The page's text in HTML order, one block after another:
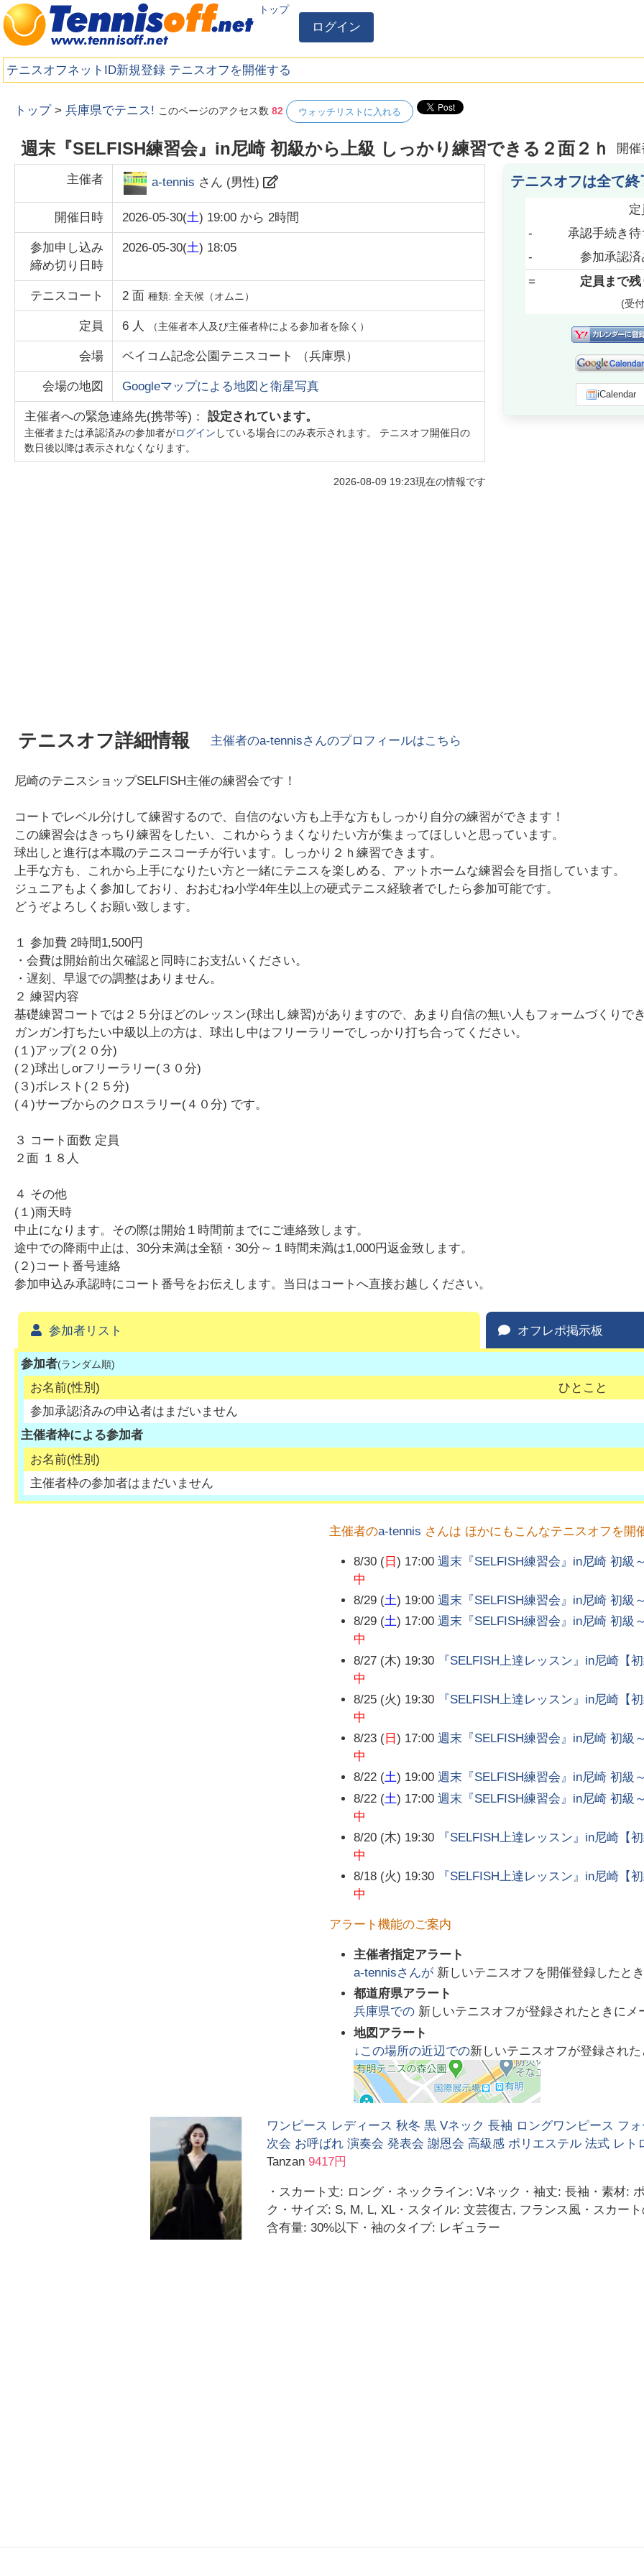
トップ
ログイン
テニスオフネットID新規登録 テニスオフを開催する
トップ >兵庫県でテニス! このページのアクセス数82 ウォッチリストに入れる
週末『SELFISH練習会』in尼崎 初級から上級 しっかり練習できる２面２ｈ 開
主催者 a-tennis さん (男性)
開催日時 2026-05-30(土) 19:00 から2時間
参加申し込み
締め切り日時
2026-05-30(土) 18:05
テニスコート 2 面種類:全天候（オムニ）
定員 6 人 （主催者本人及び主催者枠による参加者を除く）
会場 ベイコム記念公園テニスコート （兵庫県）
会場の地図 Googleマップによる地図と衛星写真
主催者への緊急連絡先(携帯等)：設定されています。
主催者または承認済みの参加者がログイン している場合にのみ表示されます。 テニスオフ開催日の
数日後以降は表示されなくなります。
2026-08-09 19:23現在の情報です
テニスオフは全て終
定
-
承認手続き待
-
参加承認済
=
定員まで残
(受
iCalendar
テニスオフ詳細情報 主催者のa-tennisさんのプロフィールはこちら
尼崎のテニスショップSELFISH主催の練習会です！
コートでレベル分けして練習するので、自信のない方も上手な方もしっかり自分の練習ができます！
この練習会はきっちり練習をしたい、これからうまくなりたい方が集まってほしいと思っています。
球出しと進行は本職のテニスコーチが行います。しっかり２ｈ練習できます。
上手な方も、これから上手になりたい方と一緒にテニスを楽しめる、アットホームな練習会を目指しています。
ジュニアもよく参加しており、おおむね小学4年生以上の硬式テニス経験者でしたら参加可能です。
どうぞよろしくお願い致します。
１ 参加費 2時間1,500円
・会費は開始前出欠確認と同時にお支払いください。
・遅刻、早退での調整はありません。
２ 練習内容
基礎練習コートでは２５分ほどのレッスン(球出し練習)がありますので、あまり自信の無い人もフォームづくりで
ガンガン打ちたい中級以上の方は、球出し中はフリーラリーでしっかり打ち合ってください。
(１)アップ(２０分)
(２)球出しorフリーラリー(３０分)
(３)ボレスト(２５分)
(４)サーブからのクロスラリー(４０分) です。
３ コート面数 定員
２面 １８人
４ その他
(１)雨天時
中止になります。その際は開始１時間前までにご連絡致します。
途中での降雨中止は、30分未満は全額・30分～１時間未満は1,000円返金致します。
(２)コート番号連絡
参加申込み承認時にコート番号をお伝えします。当日はコートへ直接お越しください。
参加者リスト オフレポ掲示板
参加者(ランダム順)
お名前(性別)
ひとこと
参加承認済みの申込者はまだいません
主催者枠による参加者
お名前(性別)
主催者枠の参加者はまだいません
主催者のa-tennis さんは ほかにもこんなテニスオフを開
8/30 (日 ) 17:00 週末『SELFISH練習会』in尼崎 初級
中
8/29 (土) 19:00 週末『SELFISH練習会』in尼崎 初級
8/29 (土) 17:00 週末『SELFISH練習会』in尼崎 初級
中
8/27 (木) 19:30
『SELFISH上達レッスン』in尼崎【
中
8/25 (火) 19:30
『SELFISH上達レッスン』in尼崎【
中
8/23 (日 ) 17:00 週末『SELFISH練習会』in尼崎 初級
中
8/22 (土) 19:00 週末『SELFISH練習会』in尼崎 初級
8/22 (土) 17:00 週末『SELFISH練習会』in尼崎 初級
中
8/20 (木) 19:30
『SELFISH上達レッスン』in尼崎【
中
8/18 (火) 19:30
『SELFISH上達レッスン』in尼崎【
中
アラート機能のご案内
主催者指定アラート
a-tennisさんが 新しいテニスオフを開催登録したと
都道府県アラート
兵庫県での 新しいテニスオフが登録されたときにメ
地図アラート
↓この場所の近辺での新しいテニスオフが登録され
ワンピース レディース 秋冬 黒 Vネック 長袖 ロングワンピース フ
次会 お呼ばれ 演奏会 発表会 謝恩会 高級感 ポリエステル 法式 レト
Tanzan 9417円
・スカート丈: ロング・ネックライン: Vネック・袖丈: 長袖・素材:
ク・サイズ: S, M, L, XL・スタイル: 文芸復古, フランス風・スカー
含有量: 30%以下・袖のタイプ: レギュラー